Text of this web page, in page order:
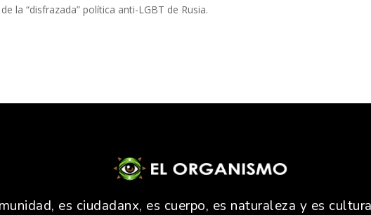
la “disfrazada” política anti-LGBT de Rusia.
es ciudadanx, es cuerpo, es naturaleza y es